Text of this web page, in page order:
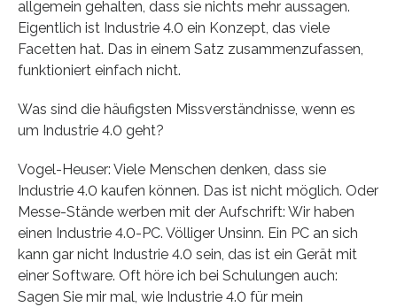
allgemein gehalten, dass sie nichts mehr aussagen.
Eigentlich ist Industrie 4.0 ein Konzept, das viele
Facetten hat. Das in einem Satz zusammenzufassen,
funktioniert einfach nicht.
Was sind die häufigsten Missverständnisse, wenn es
um Industrie 4.0 geht?
Vogel-Heuser: Viele Menschen denken, dass sie
Industrie 4.0 kaufen können. Das ist nicht möglich. Oder
Messe-Stände werben mit der Aufschrift: Wir haben
einen Industrie 4.0-PC. Völliger Unsinn. Ein PC an sich
kann gar nicht Industrie 4.0 sein, das ist ein Gerät mit
einer Software. Oft höre ich bei Schulungen auch:
Sagen Sie mir mal, wie Industrie 4.0 für mein